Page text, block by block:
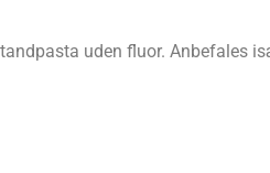
uden fluor.